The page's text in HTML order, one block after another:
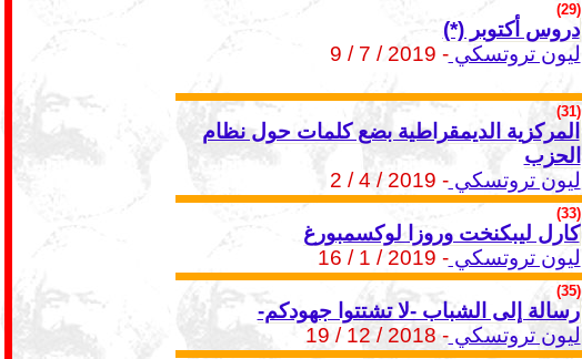
(29)
دروس أكتوبر (*)
ليون تروتسكي- 2019 / 7 / 9
(31)
المركزية الديمقراطية بضع كلمات حول نظام
الحزب
ليون تروتسكي- 2019 / 4 / 2
(33)
كارل ليبكنخت وروزا لوكسمبورغ
ليون تروتسكي- 2019 / 1 / 16
(35)
رسالة إلى الشباب -لا تشتتوا جهودكم-
ليون تروتسكي- 2018 / 12 / 19